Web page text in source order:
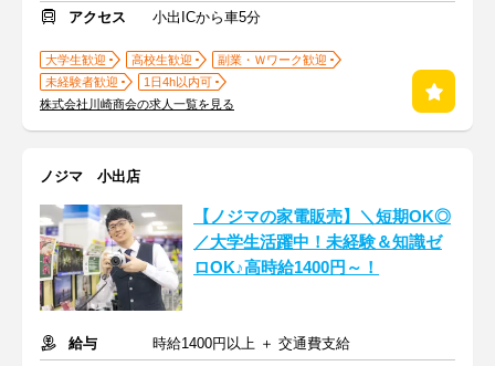
アクセス
小出ICから車5分
大学生歓迎 高校生歓迎
副業・Ｗワーク歓迎
未経験者歓迎
1日4h以内可
株式会社川崎商会の求人一覧を見る
ノジマ 小出店
【ノジマの家電販売】＼短期OK◎
／大学生活躍中！未経験＆知識ゼ
ロOK♪高時給1400円～！
給与
時給1400円以上 ＋ 交通費支給